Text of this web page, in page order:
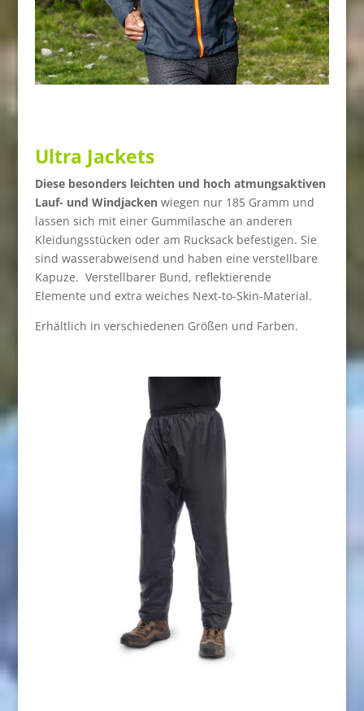
Ultra Jackets
Diese besonders leichten und hoch atmungsaktiven
Lauf- und Windjackenwiegen nur 185 Gramm und
lassen sich mit einer Gummilasche an anderen
Kleidungsstücken oder am Rucksack befestigen. Sie
sind wasserabweisend und haben eine verstellbare
Kapuze. Verstellbarer Bund, reflektierende
Elemente und extra weiches Next-to-Skin-Material.
Erhältlich in verschiedenen Größen und Farben.